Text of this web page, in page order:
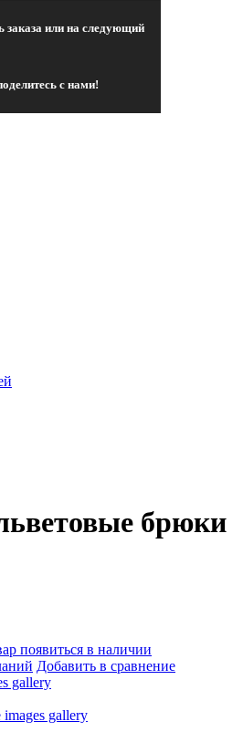
заказа или на следующий
с нами!
брюки
появиться в наличии
Добавить в сравнение
gallery
gallery